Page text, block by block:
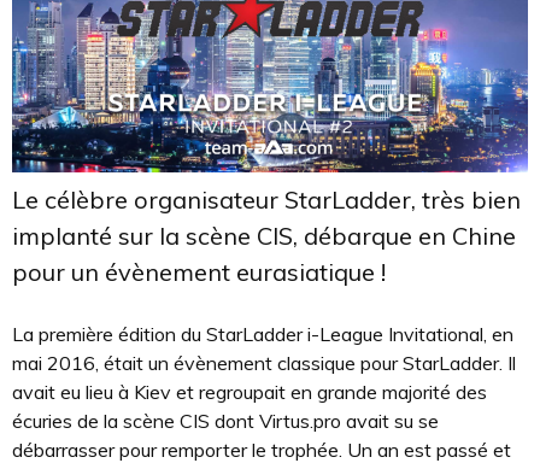
Le célèbre organisateur StarLadder, très bien
implanté sur la scène CIS, débarque en Chine
pour un évènement eurasiatique !
La première édition du StarLadder i-League Invitational, en
mai 2016, était un évènement classique pour StarLadder. Il
avait eu lieu à Kiev et regroupait en grande majorité des
écuries de la scène CIS dont Virtus.pro avait su se
débarrasser pour remporter le trophée. Un an est passé et